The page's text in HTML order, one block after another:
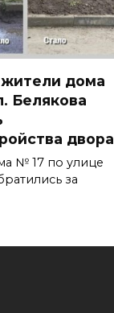
жители дома
Белякова
двора
№ 17 по улице
за